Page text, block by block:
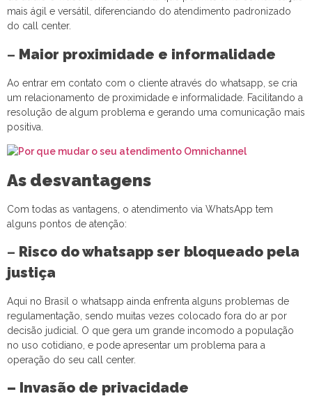
mais ágil e versátil, diferenciando do atendimento padronizado
do call center.
– Maior proximidade e informalidade
Ao entrar em contato com o cliente através do whatsapp, se cria
um relacionamento de proximidade e informalidade. Facilitando a
resolução de algum problema e gerando uma comunicação mais
positiva.
As desvantagens
Com todas as vantagens, o atendimento via WhatsApp tem
alguns pontos de atenção:
– Risco do whatsapp ser bloqueado pela
justiça
Aqui no Brasil o whatsapp ainda enfrenta alguns problemas de
regulamentação, sendo muitas vezes colocado fora do ar por
decisão judicial. O que gera um grande incomodo a população
no uso cotidiano, e pode apresentar um problema para a
operação do seu call center.
– Invasão de privacidade